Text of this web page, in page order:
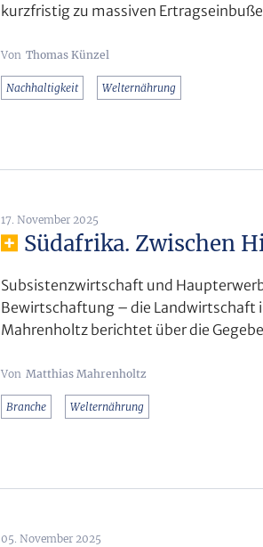
kurzfristig zu massiven
Thomas Künzel
Nachhaltigkeit Welternährung
17. November 2025
Südafrika. Zwischen
Subsistenzwirtschaft und
Bewirtschaftung – die Landwirtschaft
Mahrenholtz berichtet über die
Matthias Mahrenholtz
Branche Welternährung
05. November 2025